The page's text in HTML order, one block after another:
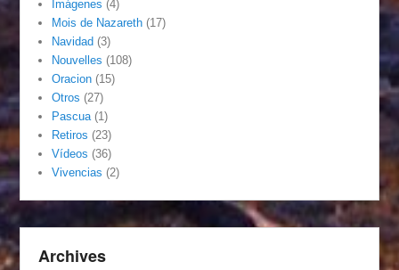
Imágenes (4)
Mois de Nazareth (17)
Navidad (3)
Nouvelles (108)
Oracion (15)
Otros (27)
Pascua (1)
Retiros (23)
Vídeos (36)
Vivencias (2)
Archives